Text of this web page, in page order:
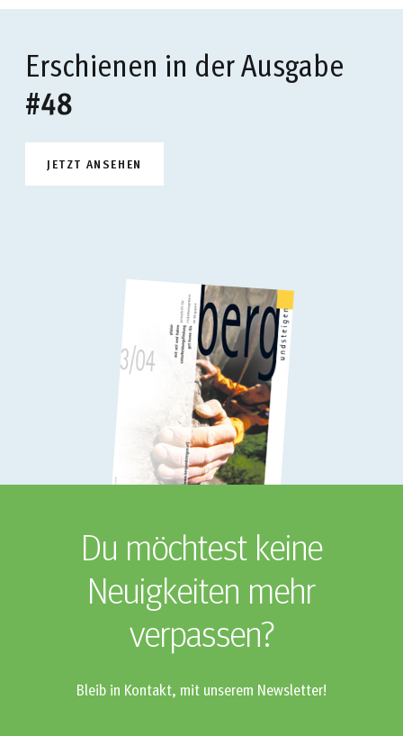
Erschienen in der Ausgabe
#48
JETZT ANSEHEN
Du möchtest keine
Neuigkeiten mehr
verpassen?
Bleib in Kontakt, mit unserem Newsletter!